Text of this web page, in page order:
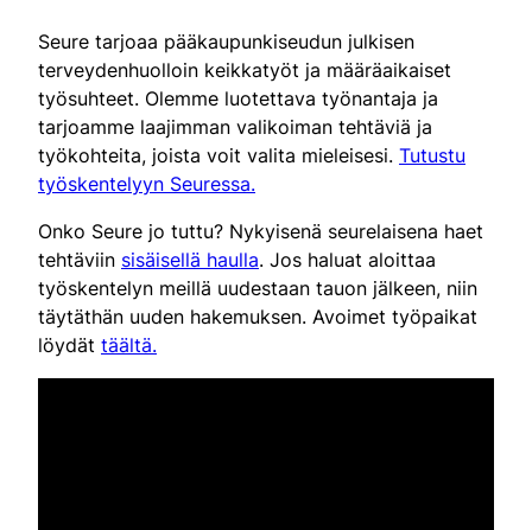
Seure tarjoaa pääkaupunkiseudun julkisen
terveydenhuolloin keikkatyöt ja määräaikaiset
työsuhteet. Olemme luotettava työnantaja ja
tarjoamme laajimman valikoiman tehtäviä ja
työkohteita, joista voit valita mieleisesi. Tutustu
työskentelyyn Seuressa.
Onko Seure jo tuttu? Nykyisenä seurelaisena haet
tehtäviin sisäisellä haulla. Jos haluat aloittaa
työskentelyn meillä uudestaan tauon jälkeen, niin
täytäthän uuden hakemuksen. Avoimet työpaikat
löydät täältä.